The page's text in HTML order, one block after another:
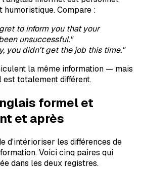
humoristique. Compare :
to inform you that your
unsuccessful."
you didn't get the job this time."
la même information — mais
totalement différent.
formel et
et après
d'intérioriser les différences de
Voici cinq paires qui
dans les deux registres.